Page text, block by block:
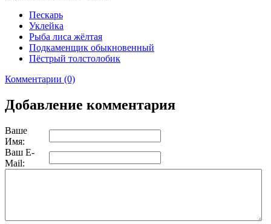
Пескарь
Уклейка
Рыба лиса жёлтая
Подкаменщик обыкновенный
Пёстрый толстолобик
Комментарии (0)
Добавление комментария
Ваше
Имя:
Ваш E-
Mail: